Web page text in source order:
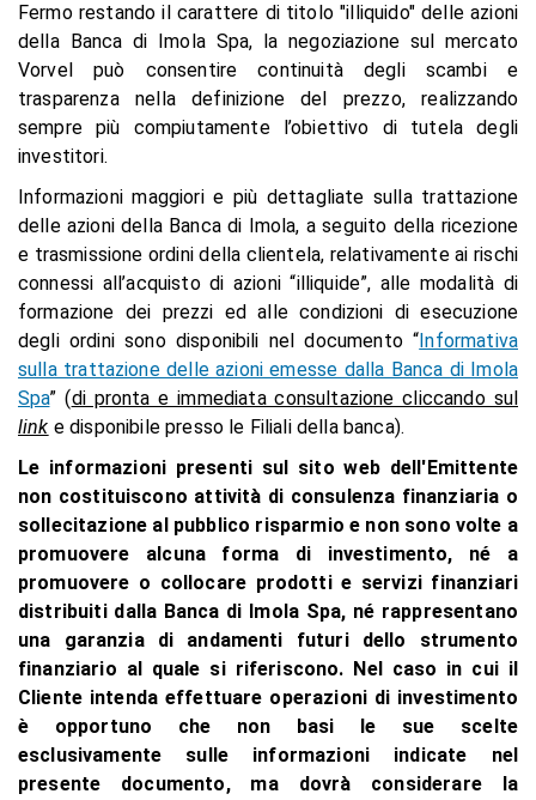
Fermo restando il carattere di titolo "illiquido" delle azioni
della Banca di Imola Spa, la negoziazione sul mercato
Vorvel può consentire continuità degli scambi e
trasparenza nella definizione del prezzo, realizzando
sempre più compiutamente l’obiettivo di tutela degli
investitori.
Informazioni maggiori e più dettagliate sulla trattazione
delle azioni della Banca di Imola, a seguito della ricezione
e trasmissione ordini della clientela, relativamente ai rischi
connessi all’acquisto di azioni “illiquide”, alle modalità di
formazione dei prezzi ed alle condizioni di esecuzione
degli ordini sono disponibili nel documento “Informativa
sulla trattazione delle azioni emesse dalla Banca di Imola
Spa” (di pronta e immediata consultazione cliccando sul
link e disponibile presso le Filiali della banca).
Le informazioni presenti sul sito web dell'Emittente
non costituiscono attività di consulenza finanziaria o
sollecitazione al pubblico risparmio e non sono volte a
promuovere alcuna forma di investimento, né a
promuovere o collocare prodotti e servizi finanziari
distribuiti dalla Banca di Imola Spa, né rappresentano
una garanzia di andamenti futuri dello strumento
finanziario al quale si riferiscono. Nel caso in cui il
Cliente intenda effettuare operazioni di investimento
è opportuno che non basi le sue scelte
esclusivamente sulle informazioni indicate nel
presente documento, ma dovrà considerare la